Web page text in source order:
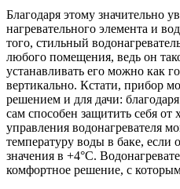
Благодаря этому значительно
нагревательного элемента и
того, стильный
любого помещения, ведь он
устанавливать его можно как
вертикально. Кстати, прибор
решением и для дачи:
сам способен защитить себя от
управления водонагревателя
температуру воды в баке, если
значения в +4°С.
комфортное решение, с